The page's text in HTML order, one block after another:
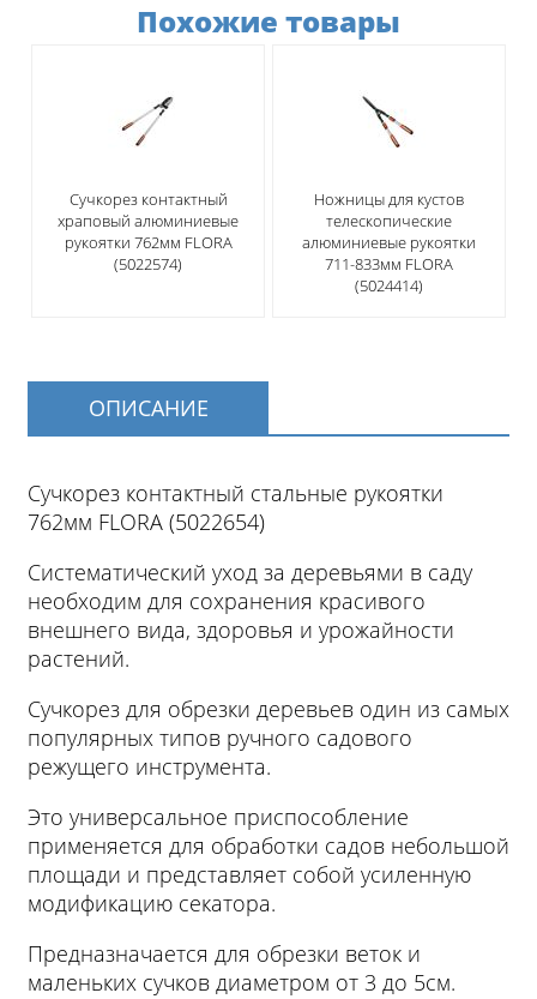
Похожие товары
Сучкорез контактный
храповый алюминиевые
рукоятки 762мм FLORA
(5022574)
Ножницы для кустов
телескопические
алюминиевые рукоятки
711-833мм FLORA
(5024414)
ОПИСАНИЕ
Сучкорез контактный стальные рукоятки
762мм FLORA (5022654)
Систематический уход за деревьями в саду
необходим для сохранения красивого
внешнего вида, здоровья и урожайности
растений.
Сучкорез для обрезки деревьев один из самых
популярных типов ручного садового
режущего инструмента.
Это универсальное приспособление
применяется для обработки садов небольшой
площади и представляет собой усиленную
модификацию секатора.
Предназначается для обрезки веток и
маленьких сучков диаметром от 3 до 5см.